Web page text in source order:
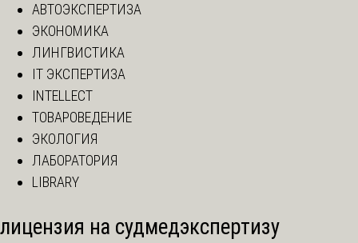
АВТОЭКСПЕРТИЗА
ЭКОНОМИКА
ЛИНГВИСТИКА
IT ЭКСПЕРТИЗА
INTELLECT
ТОВАРОВЕДЕНИЕ
ЭКОЛОГИЯ
ЛАБОРАТОРИЯ
LIBRARY
лицензия на судмедэкспертизу